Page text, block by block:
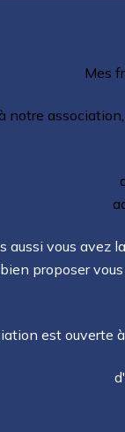
Mes
notre
aussi vous
proposer
est ouverte